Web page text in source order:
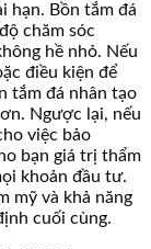
hạn. Bồn tắm đá
chăm sóc
hề nhỏ. Nếu
điều kiện để
tắm đá nhân tạo
Ngược lại, nếu
việc bảo
bạn giá trị thẩm
khoản đầu tư.
mỹ và khả năng
cuối cùng.